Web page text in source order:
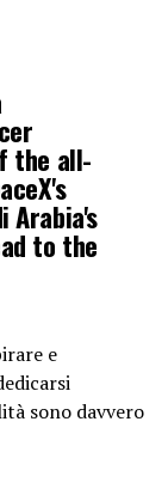
the all-
Arabia's
to the
e
sono davvero